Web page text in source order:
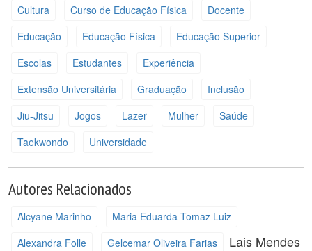
Cultura
Curso de Educação Física
Docente
Educação
Educação Física
Educação Superior
Escolas
Estudantes
Experiência
Extensão Universitária
Graduação
Inclusão
Jiu-Jitsu
Jogos Lazer Mulher
Saúde
Taekwondo
Universidade
Autores Relacionados
Alcyane Marinho
Maria Eduarda Tomaz Luiz
Alexandra Folle
Gelcemar Oliveira Farias
Lais Mendes